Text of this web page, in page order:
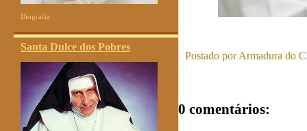
Biografia
Santa Dulce dos Pobres
Postado porArmadura do
0 comentários: